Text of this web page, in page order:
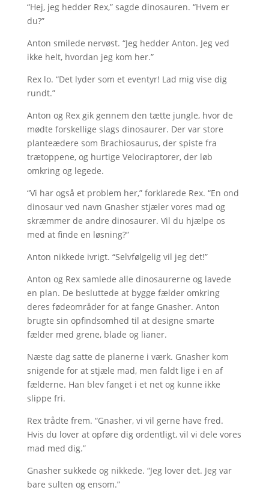
“Hej, jeg hedder Rex,” sagde dinosauren. “Hvem er
du?”
Anton smilede nervøst. “Jeg hedder Anton. Jeg ved
ikke helt, hvordan jeg kom her.”
Rex lo. “Det lyder som et eventyr! Lad mig vise dig
rundt.”
Anton og Rex gik gennem den tætte jungle, hvor de
mødte forskellige slags dinosaurer. Der var store
planteædere som Brachiosaurus, der spiste fra
trætoppene, og hurtige Velociraptorer, der løb
omkring og legede.
“Vi har også et problem her,” forklarede Rex. “En ond
dinosaur ved navn Gnasher stjæler vores mad og
skræmmer de andre dinosaurer. Vil du hjælpe os
med at finde en løsning?”
Anton nikkede ivrigt. “Selvfølgelig vil jeg det!”
Anton og Rex samlede alle dinosaurerne og lavede
en plan. De besluttede at bygge fælder omkring
deres fødeområder for at fange Gnasher. Anton
brugte sin opfindsomhed til at designe smarte
fælder med grene, blade og lianer.
Næste dag satte de planerne i værk. Gnasher kom
snigende for at stjæle mad, men faldt lige i en af
fælderne. Han blev fanget i et net og kunne ikke
slippe fri.
Rex trådte frem. “Gnasher, vi vil gerne have fred.
Hvis du lover at opføre dig ordentligt, vil vi dele vores
mad med dig.”
Gnasher sukkede og nikkede. “Jeg lover det. Jeg var
bare sulten og ensom.”